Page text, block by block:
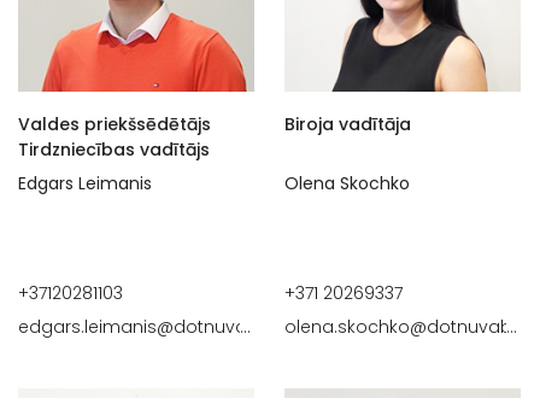
Valdes priekšsēdētājs
Tirdzniecības vadītājs
Edgars Leimanis
+37120281103
edgars.leimanis@dotnuvabaltic.lv
Biroja vadītāja
Olena Skochko
+371 20269337